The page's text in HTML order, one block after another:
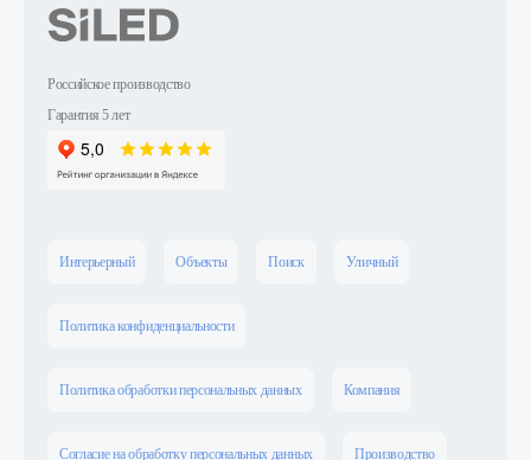
Российское производство
Гарантия 5 лет
Интерьерный Объекты Поиск Уличный
Политика конфиденциальности
Политика обработки персональных данных Компания
Согласие на обработку персональных данных Производство